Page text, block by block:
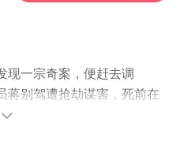
现一宗奇案，便赶去调
别驾遭抢劫谋害，死前在
降临，杀死真凶替他报仇。
